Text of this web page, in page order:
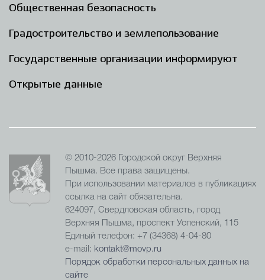
Общественная безопасность
Градостроительство и землепользование
Государственные организации информируют
Открытые данные
© 2010-2026 Городской округ Верхняя
Пышма. Все права защищены.
При использовании материалов в публикациях
ссылка на сайт обязательна.
624097, Свердловская область, город
Верхняя Пышма, проспект Успенский, 115
Единый телефон: +7 (34368) 4-04-80
e-mail: kontakt@movp.ru
Порядок обработки персональных данных на
сайте